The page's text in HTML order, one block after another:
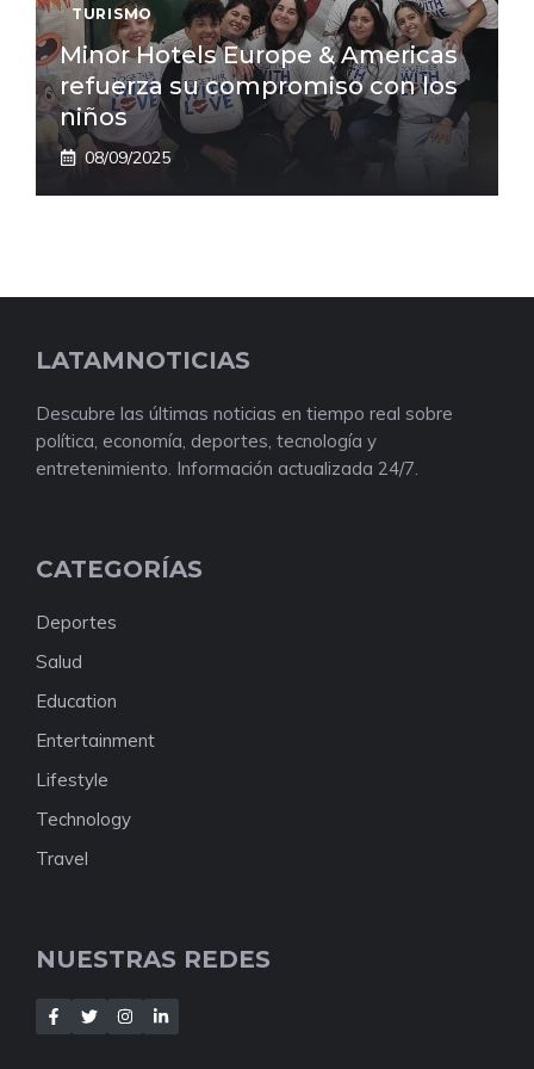
TURISMO
Minor Hotels Europe & Americas
refuerza su compromiso con los
niños
08/09/2025
LATAMNOTICIAS
Descubre las últimas noticias en tiempo real sobre
política, economía, deportes, tecnología y
entretenimiento. Información actualizada 24/7.
CATEGORÍAS
Deportes
Salud
Education
Entertainment
Lifestyle
Technology
Travel
NUESTRAS REDES